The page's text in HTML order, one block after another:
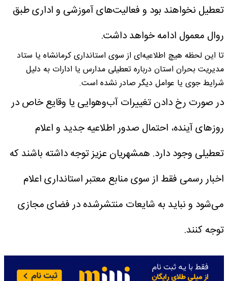
تعطیل نخواهند بود و فعالیت‌های آموزشی و اداری طبق
روال معمول ادامه خواهد داشت.
تا این لحظه هیچ اطلاعیه‌ای از سوی استانداری کرمانشاه یا ستاد
مدیریت بحران استان درباره تعطیلی مدارس یا ادارات به دلیل
شرایط جوی یا عوامل دیگر صادر نشده است.
در صورت رخ دادن تغییرات آب‌وهوایی یا وقایع خاص در
روزهای آینده، احتمال صدور اطلاعیه جدید و اعلام
تعطیلی وجود دارد. همشهریان عزیز توجه داشته باشند که
اخبار رسمی فقط از سوی منابع معتبر استانداری اعلام
می‌شود و نباید به شایعات منتشرشده در فضای مجازی
توجه کنند.